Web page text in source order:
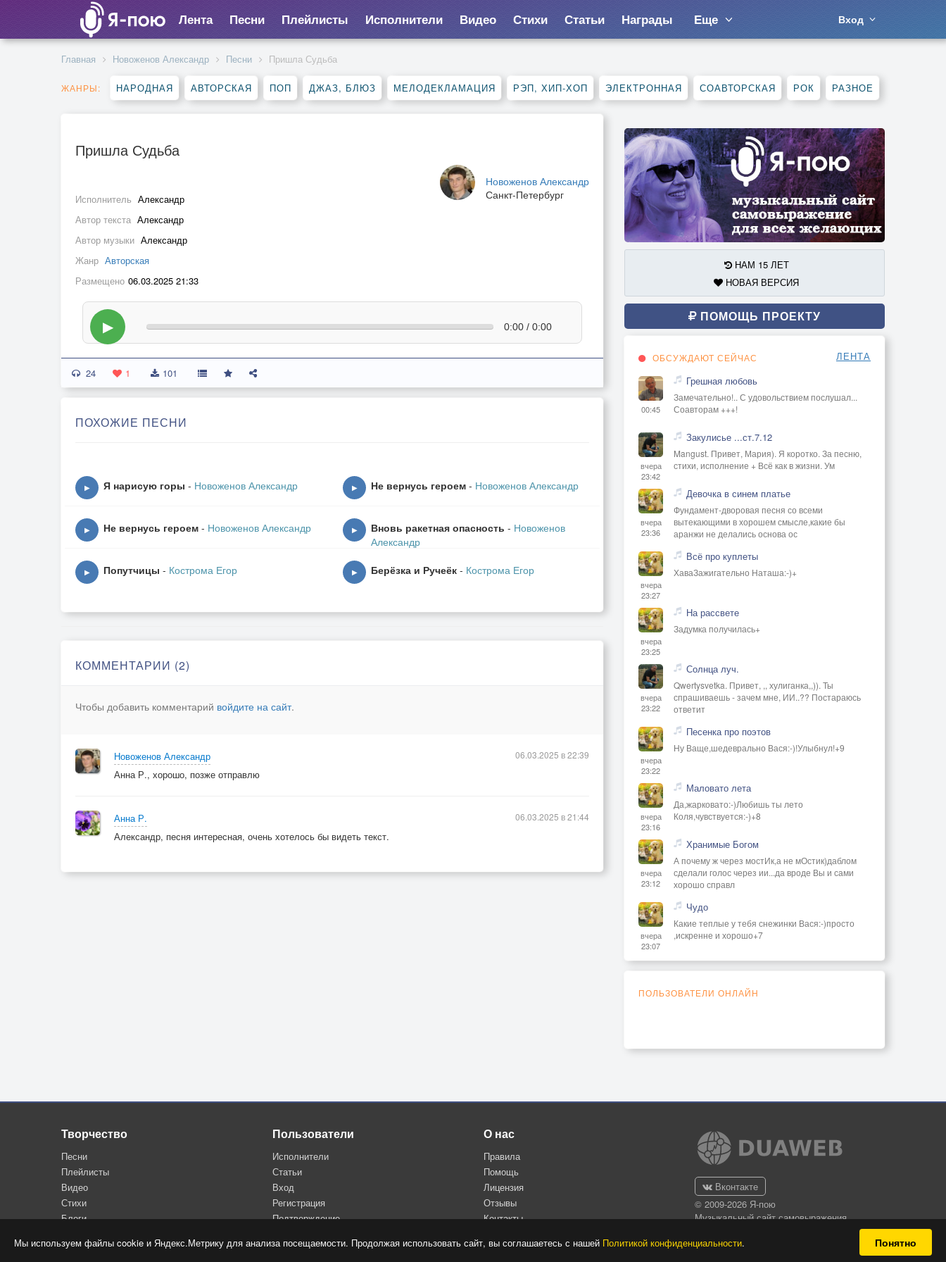
Мы используем файлы cookie и Яндекс.Метрику для анализа посещаемости. Продолжая использовать сайт, вы соглашаетесь с нашей Политикой конфиденциальности. Понятно
Лента Песни Плейлисты Исполнители Видео Стихи Статьи Награды Еще Вход
Главная Новоженов Александр Песни Пришла Судьба
ЖАНРЫ: НАРОДНАЯ АВТОРСКАЯ ПОП ДЖАЗ, БЛЮЗ МЕЛОДЕКЛАМАЦИЯ РЭП, ХИП-ХОП ЭЛЕКТРОННАЯ СОАВТОРСКАЯ РОК РАЗНОЕ
Пришла Судьба
Новоженов Александр
Санкт-Петербург
Исполнитель Александр
Автор текста Александр
Автор музыки Александр
Жанр Авторская
Размещено 06.03.2025 21:33
▶ 0:00 / 0:00
24 1 101
ПОХОЖИЕ ПЕСНИ
▶ Я нарисую горы - Новоженов Александр ▶ Не вернусь героем - Новоженов Александр
▶ Не вернусь героем - Новоженов Александр ▶ Вновь ракетная опасность - Новоженов
Александр
▶ Попутчицы - Кострома Егор ▶ Берёзка и Ручеёк - Кострома Егор
КОММЕНТАРИИ (2)
Чтобы добавить комментарий войдите на сайт.
Новоженов Александр
Анна Р., хорошо, позже отправлю
06.03.2025 в 22:39
Анна Р.
Александр, песня интересная, очень хотелось бы видеть текст.
06.03.2025 в 21:44
НАМ 15 ЛЕТ
НОВАЯ ВЕРСИЯ
ПОМОЩЬ ПРОЕКТУ
ОБСУЖДАЮТ СЕЙЧАС ЛЕНТА
00:45
Грешная любовь
Замечательно!.. С удовольствием послушал...
Соавторам +++!
вчера
23:42
Закулисье ...ст.7.12
Mangust. Привет, Мария). Я коротко. За песню,
стихи, исполнение + Всё как в жизни. Ум
вчера
23:36
Девочка в синем платье
Фундамент-дворовая песня со всеми
вытекающими в хорошем смысле,какие бы
аранжи не делались основа ос
вчера
23:27
Всё про куплеты
ХаваЗажигательно Наташа:-)+
вчера
23:25
На рассвете
Задумка получилась+
вчера
23:22
Солнца луч.
Qwertysvetka. Привет, ,, хулиганка,,)). Ты
спрашиваешь - зачем мне, ИИ..?? Постараюсь
ответит
вчера
23:22
Песенка про поэтов
Ну Ваще,шедеврально Вася:-)!Улыбнул!+9
вчера
23:16
Маловато лета
Да,жарковато:-)Любишь ты лето
Коля,чувствуется:-)+8
вчера
23:12
Хранимые Богом
А почему ж через мостИк,а не мОстик)даблом
сделали голос через ии...да вроде Вы и сами
хорошо справл
вчера
23:07
Чудо
Какие теплые у тебя снежинки Вася:-)просто
,искренне и хорошо+7
ПОЛЬЗОВАТЕЛИ ОНЛАЙН
Творчество
Песни
Плейлисты
Видео
Стихи
Блоги
Пользователи
Исполнители
Статьи
Вход
Регистрация
Подтверждение
О нас
Правила
Помощь
Лицензия
Отзывы
Контакты
Вконтакте
© 2009-2026 Я-пою
Музыкальный сайт самовыражения